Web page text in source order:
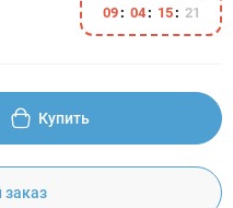
09 04 15 21
Купить